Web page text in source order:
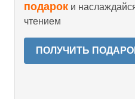
подарок и
чтением
ПОЛУЧИТЬ